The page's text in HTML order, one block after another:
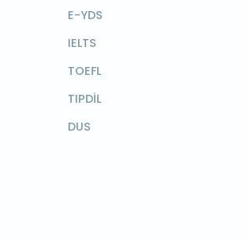
E-YDS
IELTS
TOEFL
TIPDİL
DUS